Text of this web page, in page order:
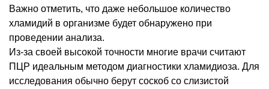
Важно отметить, что даже небольшое количество
хламидий в организме будет обнаружено при
проведении анализа.
Из-за своей высокой точности многие врачи считают
ПЦР идеальным методом диагностики хламидиоза. Для
исследования обычно берут соскоб со слизистой